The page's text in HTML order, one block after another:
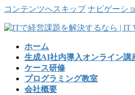
コンテンツへスキップ ナビゲーシ
ホーム
生成AI社内導入オンライン講
ケース研修
プログラミング教室
会社概要